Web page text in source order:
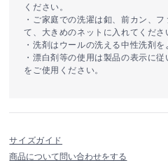
ください。
・ご家庭での洗濯は釦、前カン、
て、大きめのネットに入れてくださ
・洗剤はウールの洗える中性洗剤
・漂白剤等の使用は製品の表示に
をご使用ください。
サイズガイド
商品について問い合わせをする